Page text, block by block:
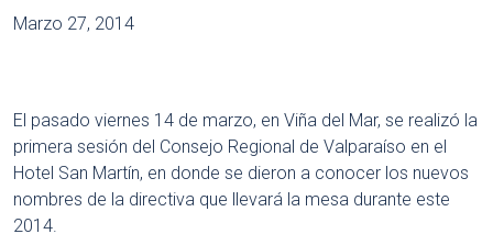
Marzo 27, 2014
El pasado viernes 14 de marzo, en Viña del Mar, se realizó la
primera sesión del Consejo Regional de Valparaíso en el
Hotel San Martín, en donde se dieron a conocer los nuevos
nombres de la directiva que llevará la mesa durante este
2014.